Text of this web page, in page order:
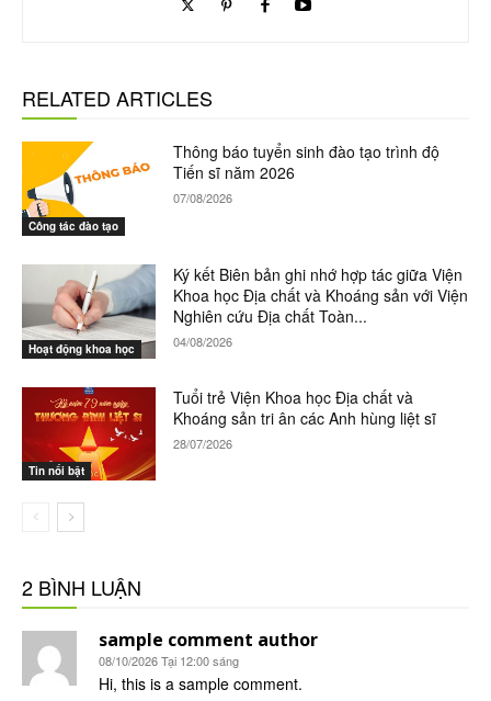
RELATED ARTICLES
Công tác đào tạo
Thông báo tuyển sinh đào tạo trình độ
Tiến sĩ năm 2026
07/08/2026
Hoạt động khoa học
Ký kết Biên bản ghi nhớ hợp tác giữa Viện
Khoa học Địa chất và Khoáng sản với Viện
Nghiên cứu Địa chất Toàn...
04/08/2026
Tin nổi bật
Tuổi trẻ Viện Khoa học Địa chất và
Khoáng sản tri ân các Anh hùng liệt sĩ
28/07/2026
2 BÌNH LUẬN
sample comment author
08/10/2026 Tại 12:00 sáng
Hi, this is a sample comment.